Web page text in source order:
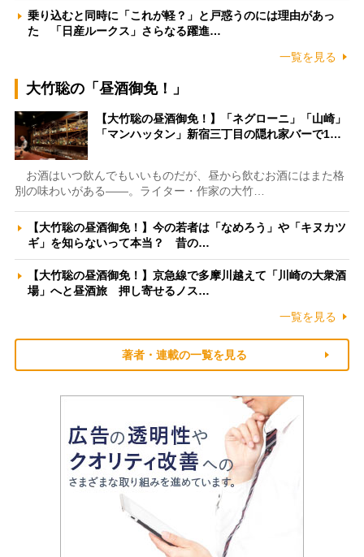
乗り込むと同時に「これが軽？」と戸惑うのには理由があっ
た 「日産ルークス」さらなる躍進…
一覧を見る
大竹聡の「昼酒御免！」
【大竹聡の昼酒御免！】「ネグローニ」「山崎」
「マンハッタン」新宿三丁目の隠れ家バーで1…
お酒はいつ飲んでもいいものだが、昼から飲むお酒にはまた格
別の味わいがある――。ライター・作家の大竹…
【大竹聡の昼酒御免！】今の若者は「なめろう」や「キヌカツ
ギ」を知らないって本当？ 昔の…
【大竹聡の昼酒御免！】京急線で多摩川越えて「川崎の大衆酒
場」へと昼酒旅 押し寄せるノス…
一覧を見る
著者・連載の一覧を見る